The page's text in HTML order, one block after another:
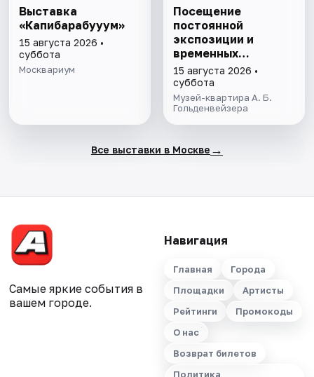
Выставка
«Капибарабууум»
15 августа 2026 •
суббота
Москвариум
Посещение
постоянной
экспозиции и
временных
выставок музея-
квартиры А.Б.
Гольденвейзера
15 августа 2026 •
суббота
Музей-квартира А. Б.
Гольденвейзера
Все выставки в Москве →
Самые яркие события в
вашем городе.
Навигация
Главная
Города
Площадки
Артисты
Рейтинги
Промокоды
О нас
Возврат билетов
Политика